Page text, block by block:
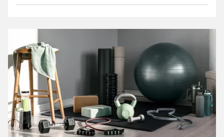
4.7
89 arvostelua
3 ☆
☆
Lajittele
Suodata
Arvostelut (89)